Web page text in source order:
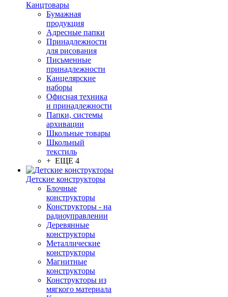
Канцтовары
Бумажная
продукция
Адресные папки
Принадлежности
для рисования
Письменные
принадлежности
Канцелярские
наборы
Офисная техника
и принадлежности
Папки, системы
архивации
Школьные товары
Школьный
текстиль
+ ЕЩЕ 4
Детские конструкторы
Блочные
конструкторы
Конструкторы - на
радиоуправлении
Деревянные
конструкторы
Металлические
конструкторы
Магнитные
конструкторы
Конструкторы из
мягкого материала